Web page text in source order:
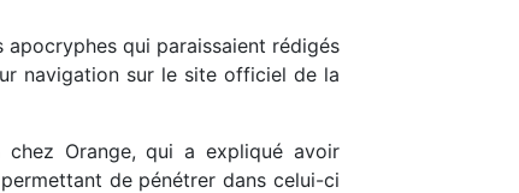
qui paraissaient rédigés
navigation sur le site officiel de la
Orange, qui a expliqué avoir
de pénétrer dans celui-ci